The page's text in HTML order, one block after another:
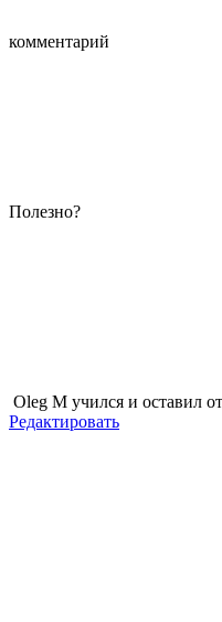
комментарий
Полезно?
Oleg M учился и оставил
Редактировать